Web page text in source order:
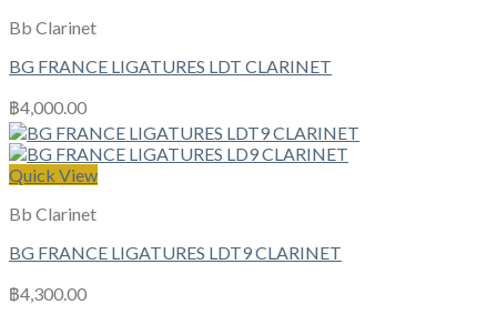
Bb Clarinet
BG FRANCE LIGATURES LDT CLARINET
฿4,000.00
Quick View
Bb Clarinet
BG FRANCE LIGATURES LDT9 CLARINET
฿4,300.00